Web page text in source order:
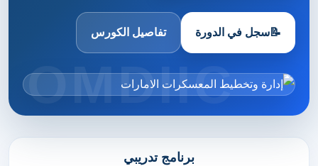
📝سجل في الدورة تفاصيل الكورس
برنامج تدريبي